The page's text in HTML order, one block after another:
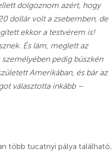
dolgoznom azért, hogy
dollár volt a zsebemben, de
ekkor a testvérem is!
És lám, meglett az
pedig büszkén
Amerikában, és bár az
választotta inkább –
több tucatnyi pálya található,